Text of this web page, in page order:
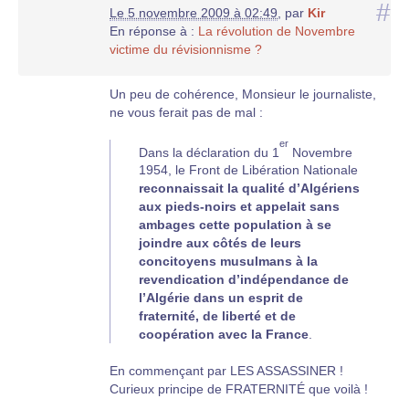
ethniques et le poids de la réligion pèsent plus
sur ces pays qu’un quelconque choix de langue.
Il qualifie la société algérienne "à la pointe de la
suis septique.
Le bouleversement des valeurs : "l’émergence
des valeurs
" le qualificatif ne semble
pas adéquat et pour finir "cet attentisme social à
l’avant-garde duquel se situaient les élites
sociales" : encore une fois transfert de
responsabilités sur une classe (une caste dont
le journaliste doit faire partie d’ailleurs) et non
pas sur l’ensemble de la population.
#
Le 5 novembre 2009 à 02:49 par Kir
En réponse à : La révolution de Novembre
victime du révisionnisme ?
Un peu de cohérence, Monsieur le journaliste,
ne vous ferait pas de mal :
Dans la déclaration du 1
er
Novembre
1954, le Front de Libération Nationale
reconnaissait la qualité d’Algériens
aux pieds-noirs et appelait sans
ambages cette population à se
joindre aux côtés de leurs
concitoyens musulmans à la
revendication d’indépendance de
l’Algérie dans un esprit de
fraternité, de liberté et de
coopération avec la France.
En commençant par LES ASSASSINER !
Curieux principe de FRATERNITÉ que voilà !